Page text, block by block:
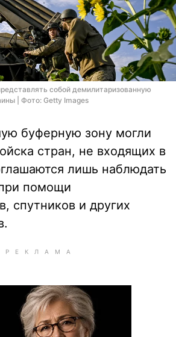
собой демилитаризованную
| Фото: Getty Images
буферную зону могли
стран, не входящих в
лишь наблюдать
помощи
спутников и других